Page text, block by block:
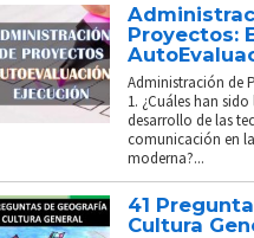
Proyectos:
Administración de
1. ¿Cuáles han
desarrollo de las
comunicación en
moderna?...
41
Cultura